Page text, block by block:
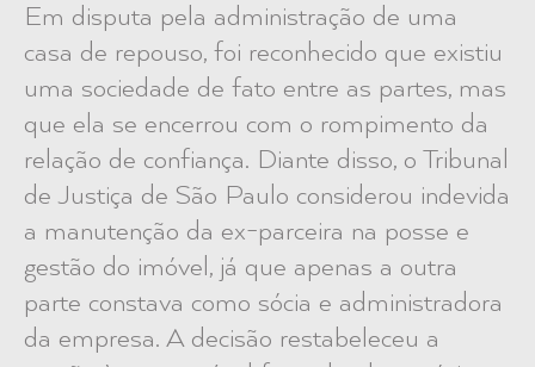
Em disputa pela administração de uma
casa de repouso, foi reconhecido que existiu
uma sociedade de fato entre as partes, mas
que ela se encerrou com o rompimento da
relação de confiança. Diante disso, o Tribunal
de Justiça de São Paulo considerou indevida
a manutenção da ex-parceira na posse e
gestão do imóvel, já que apenas a outra
parte constava como sócia e administradora
da empresa. A decisão restabeleceu a